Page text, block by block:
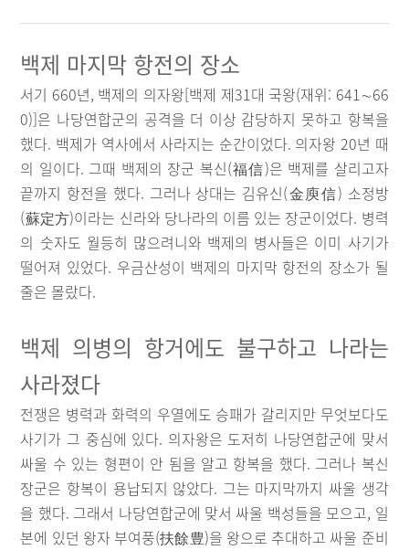
백제 마지막 항전의 장소
서기 660년, 백제의 의자왕[백제 제31대 국왕(재위: 641∼66
0)]은 나당연합군의 공격을 더 이상 감당하지 못하고 항복을
했다. 백제가 역사에서 사라지는 순간이었다. 의자왕 20년 때
의 일이다. 그때 백제의 장군 복신(福信)은 백제를 살리고자
끝까지 항전을 했다. 그러나 상대는 김유신(金庾信) 소정방
(蘇定方)이라는 신라와 당나라의 이름 있는 장군이었다. 병력
의 숫자도 월등히 많으려니와 백제의 병사들은 이미 사기가
떨어져 있었다. 우금산성이 백제의 마지막 항전의 장소가 될
줄은 몰랐다.
백제 의병의 항거에도 불구하고 나라는
사라졌다
전쟁은 병력과 화력의 우열에도 승패가 갈리지만 무엇보다도
사기가 그 중심에 있다. 의자왕은 도저히 나당연합군에 맞서
싸울 수 있는 형편이 안 됨을 알고 항복을 했다. 그러나 복신
장군은 항복이 용납되지 않았다. 그는 마지막까지 싸울 생각
을 했다. 그래서 나당연합군에 맞서 싸울 백성들을 모으고, 일
본에 있던 왕자 부여풍(扶餘豊)을 왕으로 추대하고 싸울 준비